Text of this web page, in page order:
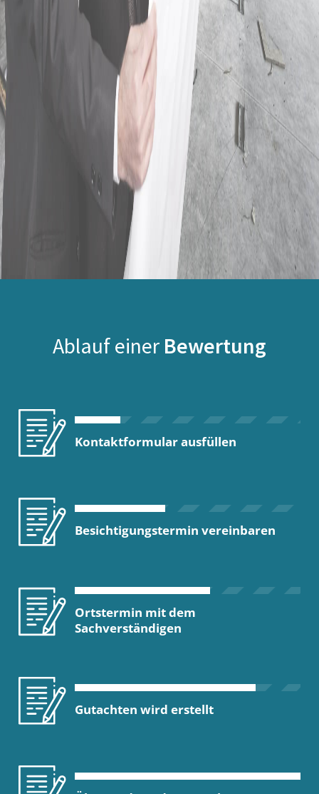
Ablauf einer Bewertung
Kontaktformular ausfüllen
Besichtigungstermin vereinbaren
Ortstermin mit dem
Sachverständigen
Gutachten wird erstellt